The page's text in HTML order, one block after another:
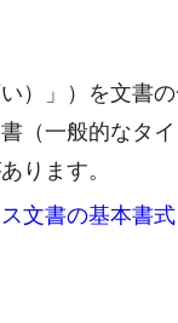
）」）を文書
（一般的なタ
ります。
文書の基本書